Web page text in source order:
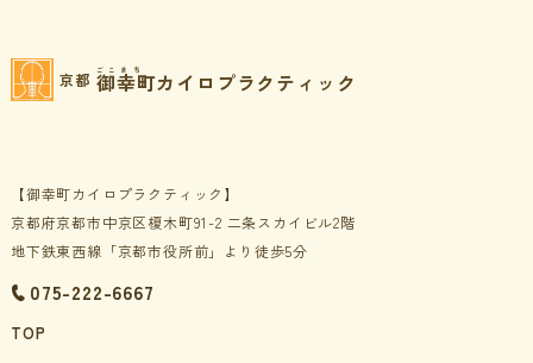
京都 ごこまち
御幸町カイロプラクティック
【御幸町カイロプラクティック】
京都府京都市中京区榎木町91-2 二条スカイビル2階
地下鉄東西線「京都市役所前」より徒歩5分
075-222-6667
TOP